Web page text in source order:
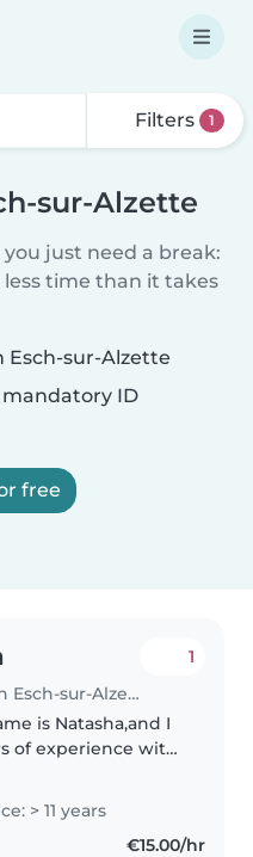
Filters 1
sur-Alzette
just need a break:
time than it takes
Esch-sur-Alzette
ID
free
Babysitter in Esch-sur-Alzette
1
is Natasha,and I
of experience with
need babysitting for
or last minute.. I am
> 11 years
€15.00/hr